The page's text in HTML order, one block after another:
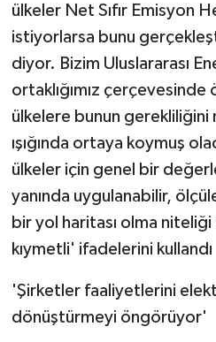
ülkeler Net Sıfır Emisyon
istiyorlarsa bunu
diyor. Bizim Uluslararası
ortaklığımız
ülkelere bunun
ışığında ortaya koymuş
ülkeler için genel bir
yanında uygulanabilir,
bir yol haritası olma niteliği
kıymetli' ifadelerini kullandı
'Şirketler faaliyetlerini
dönüştürmeyi öngörüyor'